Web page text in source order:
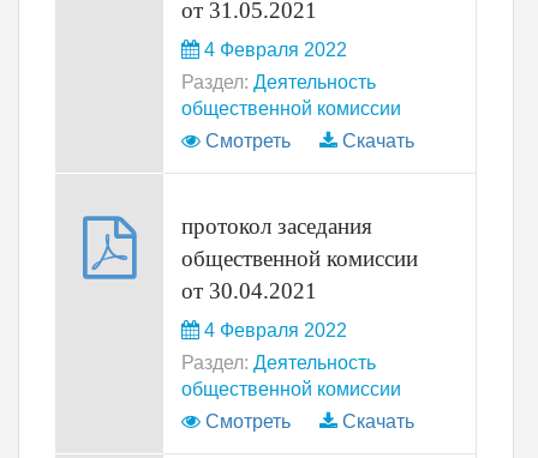
от 31.05.2021
4 Февраля 2022
Раздел: Деятельность
общественной комиссии
Смотреть
Скачать
протокол заседания
общественной комиссии
от 30.04.2021
4 Февраля 2022
Раздел: Деятельность
общественной комиссии
Смотреть
Скачать